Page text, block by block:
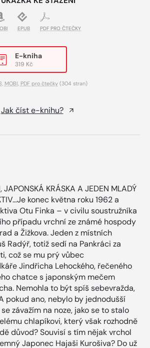
EPUB PDF PRO ČTEČKY
E-kniha
319 Kč
, MOBI, PDF pro čtečky(304 stran)
Jak číst e-knihu?
JAPONSKÁ KRÁSKA A JEDEN MLADÝ
konec května roku 1962 a
Otu Finka – v civilu soustružníka
případu vrchní ze známé hospody
a Žižkova. Jeden z místních
Radýř, totiž sedí na Pankráci za
což se mu prý vůbec
Jindřicha Lehockého, řečeného
chatce s japonským mečem
Nemohla to být spíš sebevražda,
pokud ano, nebylo by jednodušší
závažím na noze, jako se to stalo
chlapíkovi, který však rozhodně
důvod? Souvisí s tím nějak vrchol
Japonec Hajaši Kurošiva? Do už